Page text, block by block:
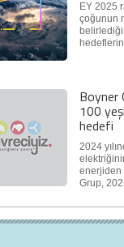
EY 2025
çoğunun
hedeflerin
Boyner
100
hedefi
2024
enerjiden
Grup,